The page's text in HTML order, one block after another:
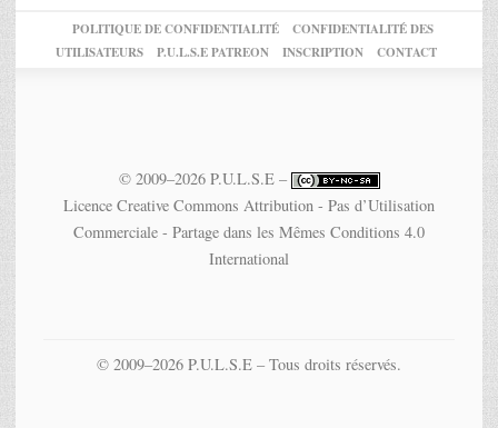
POLITIQUE DE CONFIDENTIALITÉ
CONFIDENTIALITÉ DES
UTILISATEURS
P.U.L.S.E PATREON INSCRIPTION CONTACT
© 2009–2026 P.U.L.S.E –
Licence Creative Commons Attribution - Pas d’Utilisation
Commerciale - Partage dans les Mêmes Conditions 4.0
International
© 2009–2026 P.U.L.S.E – Tous droits réservés.